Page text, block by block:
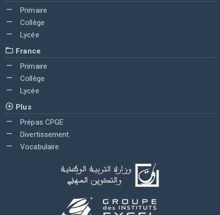
Primaire
Collège
Lycée
France
Primaire
Collège
Lycée
Plus
Prépas CPGE
Divertissement
Vocabulaire